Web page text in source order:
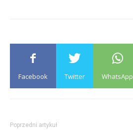
Facebook Twitter WhatsApp
Poprzedni artykuł